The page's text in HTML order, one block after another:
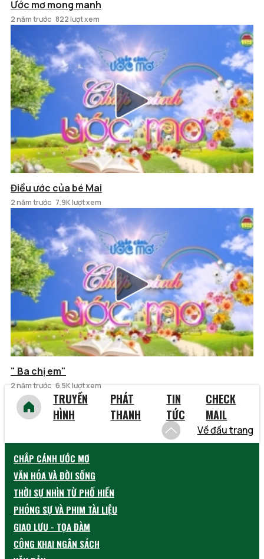
Ước mơ mong manh
2 năm trước 822 lượt xem
Điều ước của bé Mai
2 năm trước 7.9K lượt xem
" Ba chị em"
2 năm trước 6.5K lượt xem
TRUYỀN
HÌNH
PHÁT
THANH
TIN
TỨC
CHECK
MAIL
Về đầu trang
CHẮP CÁNH ƯỚC MƠ
VĂN HÓA VÀ ĐỜI SỐNG
THỜI SỰ NHÌN TỪ PHỐ HIẾN
PHÓNG SỰ VÀ PHIM TÀI LIỆU
GIAO LƯU - TỌA ĐÀM
CÔNG KHAI NGÂN SÁCH